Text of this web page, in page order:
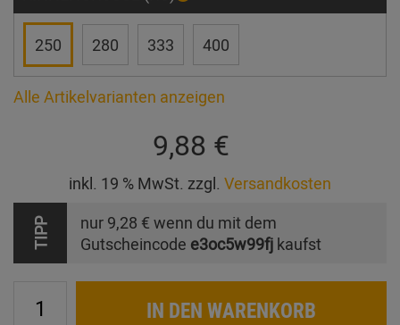
250 280 333 400
Alle Artikelvarianten anzeigen
9,88 €
inkl. 19 % MwSt. zzgl. Versandkosten
TIPP nur 9,28 € wenn du mit dem
Gutscheincode e3oc5w99fj kaufst
IN DEN WARENKORB